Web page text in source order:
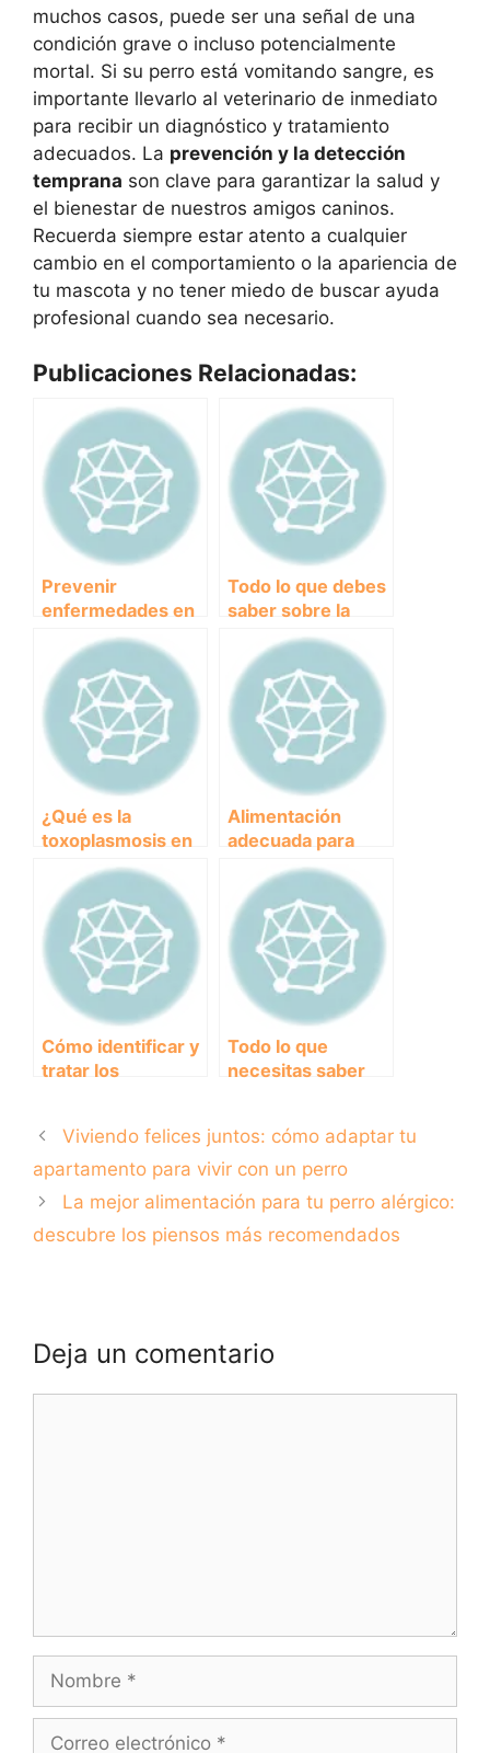
muchos casos, puede ser una señal de una
condición grave o incluso potencialmente
mortal. Si su perro está vomitando sangre, es
importante llevarlo al veterinario de inmediato
para recibir un diagnóstico y tratamiento
adecuados. La prevención y la detección
temprana son clave para garantizar la salud y
el bienestar de nuestros amigos caninos.
Recuerda siempre estar atento a cualquier
cambio en el comportamiento o la apariencia de
tu mascota y no tener miedo de buscar ayuda
profesional cuando sea necesario.
Publicaciones Relacionadas:
Prevenir
enfermedades en
perros: Consejos
para mantener a tu
mascota saludable
Todo lo que debes
saber sobre la
pancreatitis en
perros: causas,
síntomas y
tratamiento
¿Qué es la
toxoplasmosis en
perros? Causas,
síntomas y
tratamiento
Alimentación
adecuada para
perros con
diarrea: Guía de
los mejores
piensos
disponibles en el
mercado
Cómo identificar y
tratar los
Todo lo que
necesitas saber
rabia para tu
mascota
Viviendo felices juntos: cómo adaptar tu
apartamento para vivir con un perro
La mejor alimentación para tu perro alérgico:
descubre los piensos más recomendados
Deja un comentario